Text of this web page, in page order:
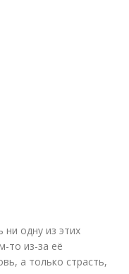
одну из этих
то из-за её
а только страсть,